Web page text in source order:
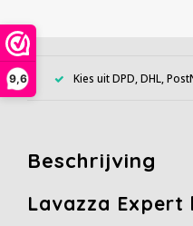
9,6 Kies uit DPD, DHL,
Beschrijving
Lavazza Expert